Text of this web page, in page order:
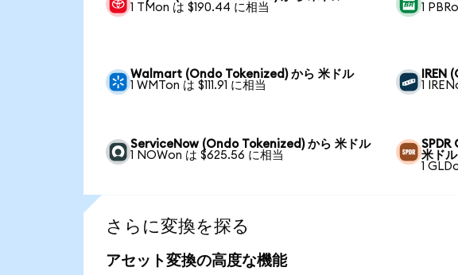
1 TMon は $190.44 に相当
1
Walmart (Ondo Tokenized) から 米ドル
1 WMTon は $111.91 に相当
IREN
1
ServiceNow (Ondo Tokenized) から 米ドル
1 NOWon は $625.56 に相当
米ドル
1
さらに変換を探る
アセット変換の高度な機能